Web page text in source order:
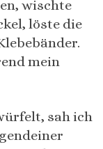
wischte
löste die
mein
sah ich